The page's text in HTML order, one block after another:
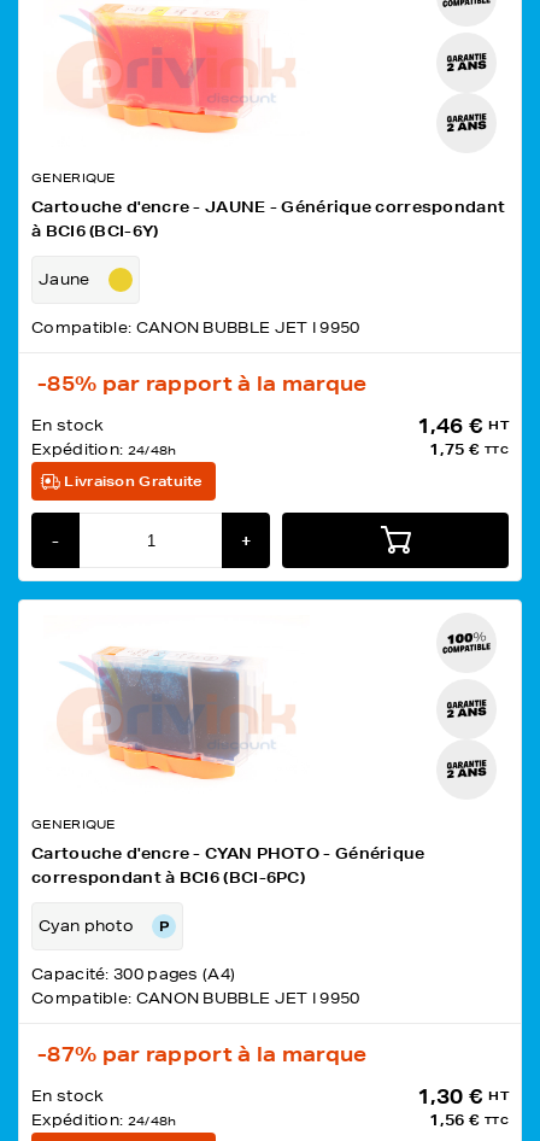
GENERIQUE
Cartouche d'encre - JAUNE - Générique correspondant
à BCI6 (BCI-6Y)
Jaune
Compatible: CANON BUBBLE JET I 9950
-85% par rapport à la marque
En stock
Expédition: 24/48h
1,46 € HT
1,75 € TTC
Livraison Gratuite
- +
GENERIQUE
Cartouche d'encre - CYAN PHOTO - Générique
correspondant à BCI6 (BCI-6PC)
Cyan photo
Capacité: 300 pages (A4)
Compatible: CANON BUBBLE JET I 9950
-87% par rapport à la marque
En stock
Expédition: 24/48h
1,30 € HT
1,56 € TTC